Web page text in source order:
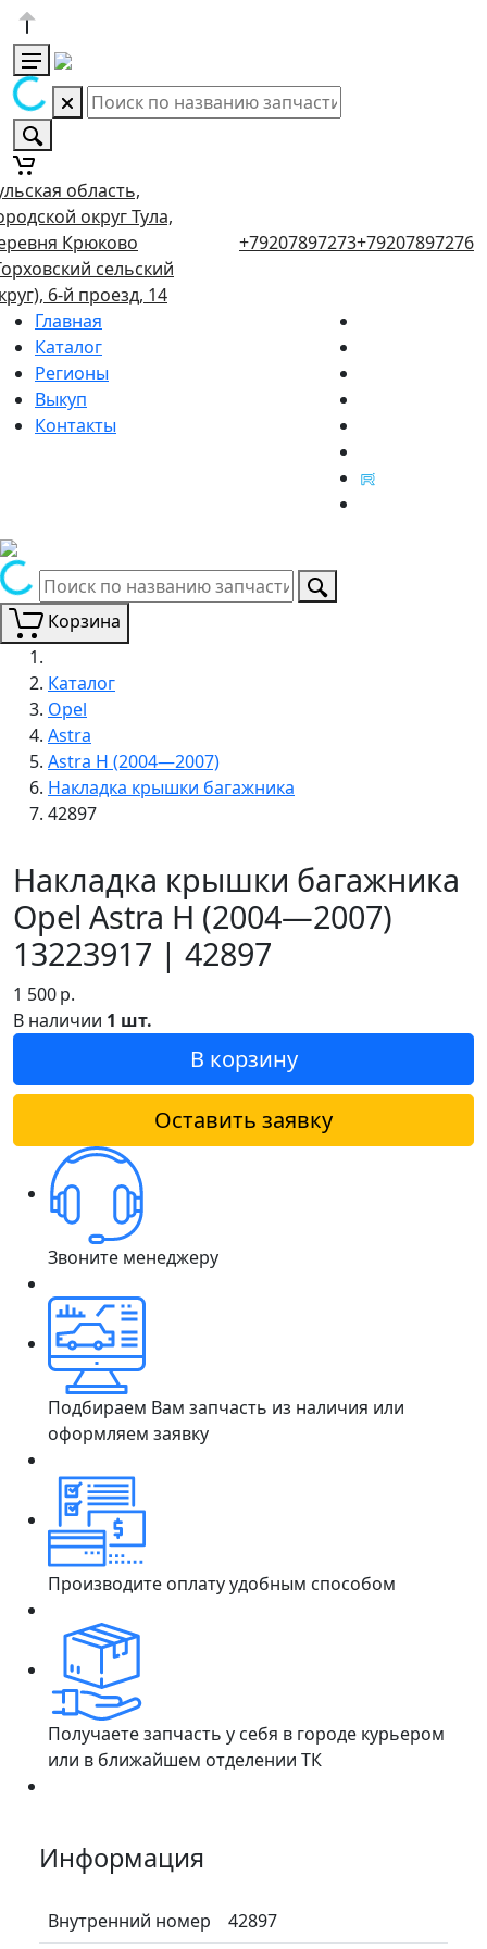
область,
округ Тула,
Крюково
сельский
6-й проезд, 14
+79207897273+79207897276
Главная
Каталог
Регионы
Выкуп
Контакты
Корзина
Каталог
Opel
Astra
Astra H (2004—2007)
Накладка крышки багажника
42897
Накладка крышки багажника
Opel Astra H (2004—2007)
13223917 | 42897
1 500р.
В наличии 1 шт.
В корзину
Оставить заявку
Звоните менеджеру
Подбираем Вам запчасть из наличия или
оформляем заявку
Производите оплату удобным способом
Получаете запчасть у себя в городе курьером
или в ближайшем отделении ТК
Информация
Внутренний номер 42897